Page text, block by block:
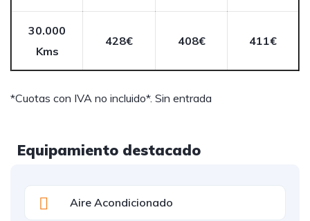
30.000
Kms
428€ 408€ 411€
*Cuotas con IVA no incluido*. Sin entrada
Equipamiento destacado
Aire Acondicionado